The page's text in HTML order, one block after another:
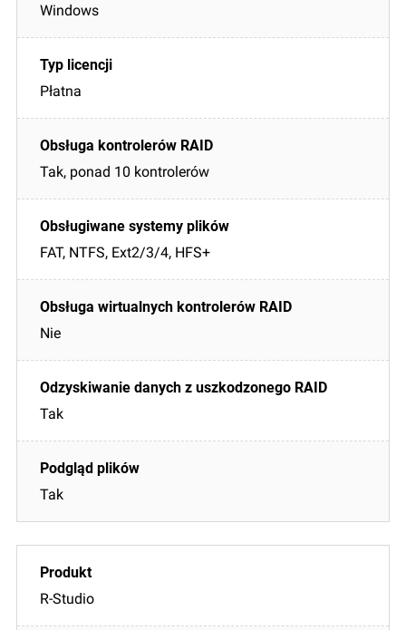
Windows
Płatna
Tak, ponad 10 kontrolerów
FAT, NTFS, Ext2/3/4, HFS+
Nie
Tak
Tak
R-Studio